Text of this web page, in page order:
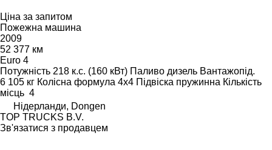
Ціна за запитом
Пожежна машина
2009
52 377 км
Euro 4
Потужність 218 к.с. (160 кВт) Паливо дизель Вантажопід.
6 105 кг Колісна формула 4x4 Підвіска пружинна Кількість
місць 4
Нідерланди, Dongen
TOP TRUCKS B.V.
Зв'язатися з продавцем